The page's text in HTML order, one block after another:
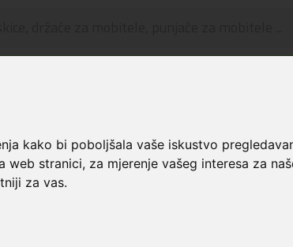
kako bi poboljšala vaše iskustvo
web stranici, za mjerenje vašeg interesa za
za vas. Tech-Protect®